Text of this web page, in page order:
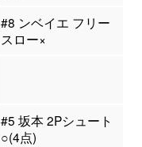
#8 ンベイエ フリー
スロー×
#5 坂本 2Pシュート
○(4点)